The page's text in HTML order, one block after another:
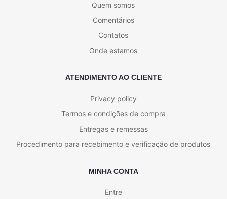
Quem somos
Comentários
Contatos
Onde estamos
ATENDIMENTO AO CLIENTE
Privacy policy
Termos e condições de compra
Entregas e remessas
Procedimento para recebimento e verificação de produtos
MINHA CONTA
Entre